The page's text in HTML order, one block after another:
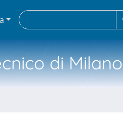
di Milano